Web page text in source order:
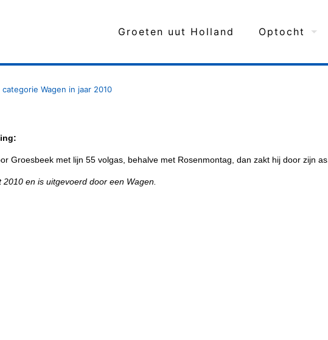
Groeten uut Holland Optocht
Wagen in jaar 2010
Groesbeek met lijn 55 volgas, behalve met Rosenmontag, dan zakt hij door zijn as.
2010 en is uitgevoerd door een Wagen.